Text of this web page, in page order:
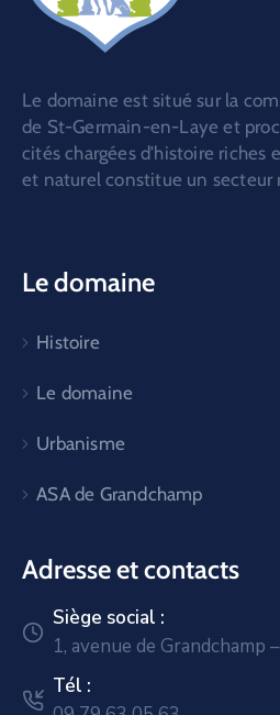
Le domaine est situé sur la
de St-Germain-en-Laye et
cités chargées d’histoire
et naturel constitue un secteur
Le domaine
Histoire
Le domaine
Urbanisme
ASA de Grandchamp
Adresse et contacts
Siège social :
1, avenue de Grandchamp
Tél :